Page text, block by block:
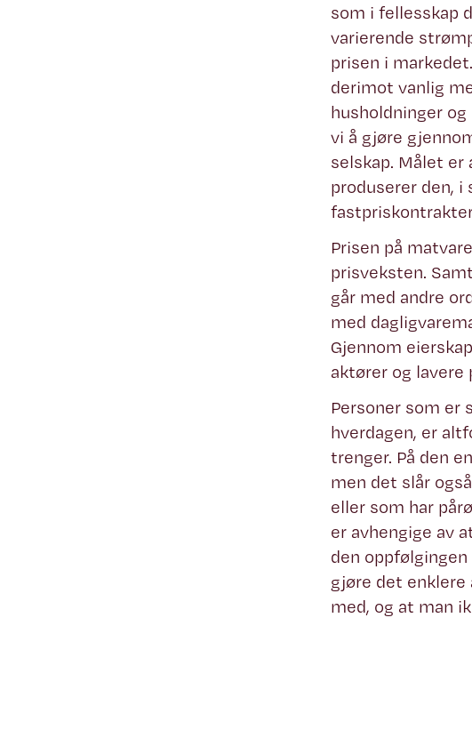
som i fellesskap
varierende
prisen i
derimot vanlig
husholdninger
vi å gjøre
selskap. Målet
produserer den,
Prisen på
prisveksten.
går med andre
med
Gjennom
aktører og
Personer som er
hverdagen, er
trenger. På den
men det slår
eller som har
er avhengige av
den
gjøre det enklere
med, og at man